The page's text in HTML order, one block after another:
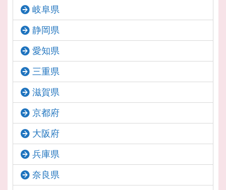
岐阜県
静岡県
愛知県
三重県
滋賀県
京都府
大阪府
兵庫県
奈良県